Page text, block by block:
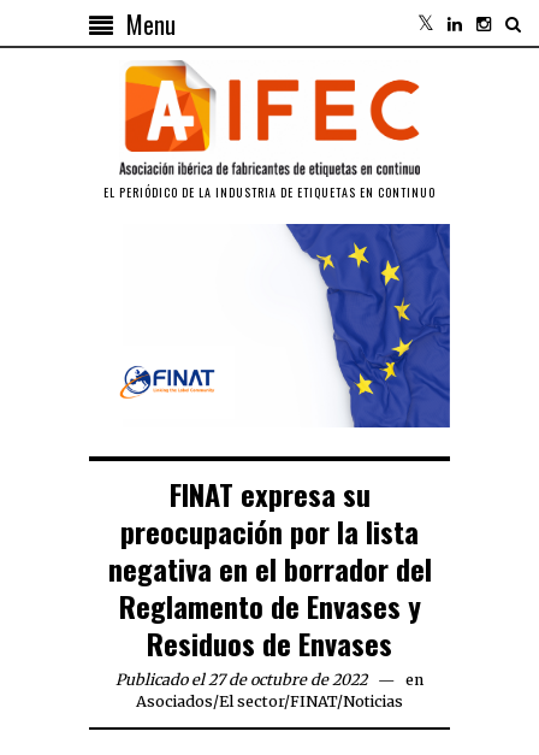
Menu
EL PERIÓDICO DE LA INDUSTRIA DE ETIQUETAS EN CONTINUO
FINAT expresa su
preocupación por la lista
negativa en el borrador del
Reglamento de Envases y
Residuos de Envases
Publicado el 27 de octubre de 2022
en
Asociados/El sector/FINAT/Noticias